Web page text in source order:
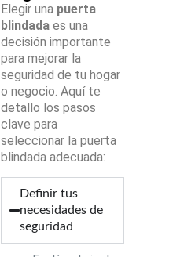
Elegir una puerta
blindada es una
decisión importante
para mejorar la
seguridad de tu hogar
o negocio. Aquí te
detallo los pasos
clave para
seleccionar la puerta
blindada adecuada:
Definir tus
necesidades de
seguridad